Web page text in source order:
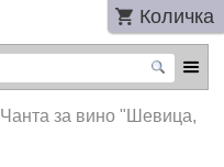
Количка
Чанта за вино "Шевица,